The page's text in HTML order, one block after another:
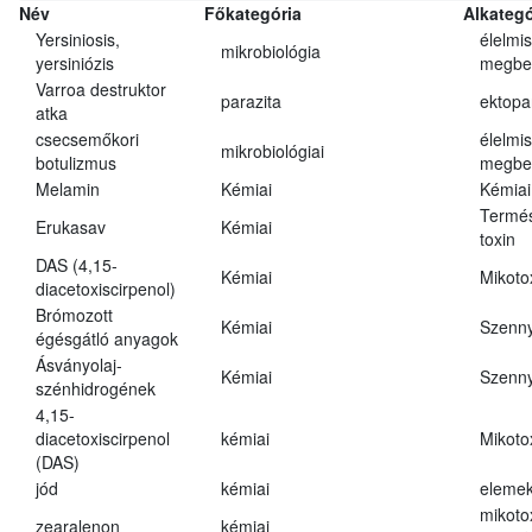
Név Főkategória
Yersiniosis,
yersiniózis
mikrobiológia
Varroa destruktor
atka
parazita
csecsemőkori
botulizmus
mikrobiológiai
Melamin
Kémiai
Kémiai
Erukasav
Kémiai
toxin
DAS (4,15-
diacetoxiscirpenol)
Kémiai
Brómozott
égésgátló anyagok
Kémiai
Ásványolaj-
szénhidrogének
Kémiai
4,15-
diacetoxiscirpenol
(DAS)
kémiai
jód kémiai
zearalenon
kémiai